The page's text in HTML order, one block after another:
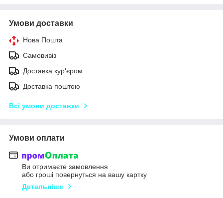
Умови доставки
Нова Пошта
Самовивіз
Доставка кур'єром
Доставка поштою
Всі умови доставки
Умови оплати
Ви отримаєте замовлення
або гроші повернуться на вашу картку
Детальніше